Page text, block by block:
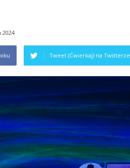
2024
Tweet (Ćwierkaj) na Twitterze